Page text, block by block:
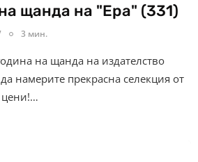
щанда на "Ера" (331)
3 мин.
на щанда на издателство
намерите прекрасна селекция от
цени!…